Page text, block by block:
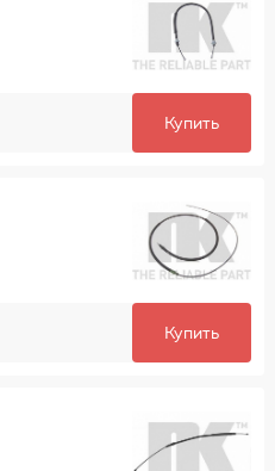
Купить
Купить